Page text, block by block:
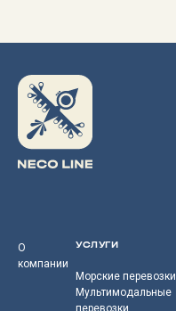
О
компании
УСЛУГИ
Морские перевозки
Мультимодальные
перевозки